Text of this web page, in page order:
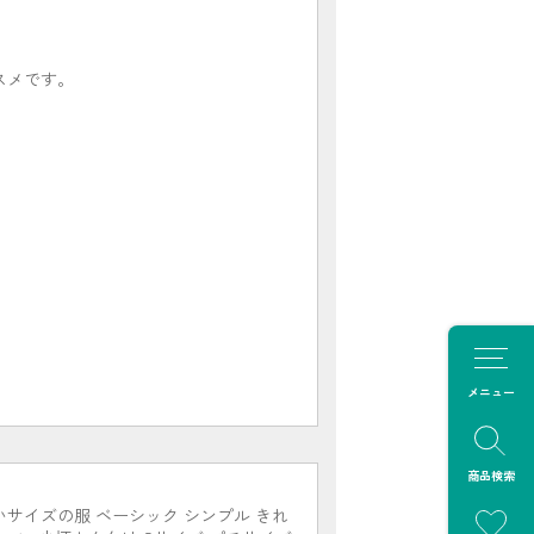
メニュー
商品検索
です。
イズの服 ベーシック シンプル きれ